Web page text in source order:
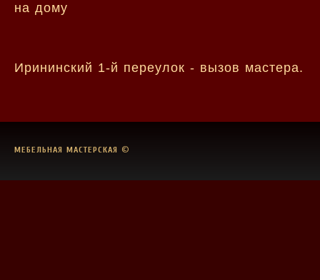
на дому
Ирининский 1-й переулок - вызов мастера.
МЕБЕЛЬНАЯ МАСТЕРСКАЯ ©